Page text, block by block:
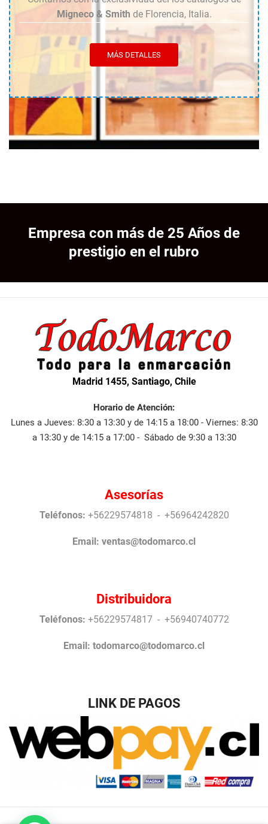
Migneco & Smith de Florencia, Italia.
MÁS DETALLES
Empresa con más de 25 Años de
prestigio en el rubro
Madrid 1455, Santiago, Chile
Horario de Atención:
Lunes a Jueves: 8:30 a 13:30 y de 14:15 a 18:00 - Viernes: 8:30
a 13:30 y de 14:15 a 17:00 - Sábado de 9:30 a 13:30
Asesorías
Teléfonos: +56229574818 - +56964242820
Email: ventas@todomarco.cl
Distribuidora
Teléfonos: +56229574817 - +56940740772
Email: todomarco@todomarco.cl
LINK DE PAGOS